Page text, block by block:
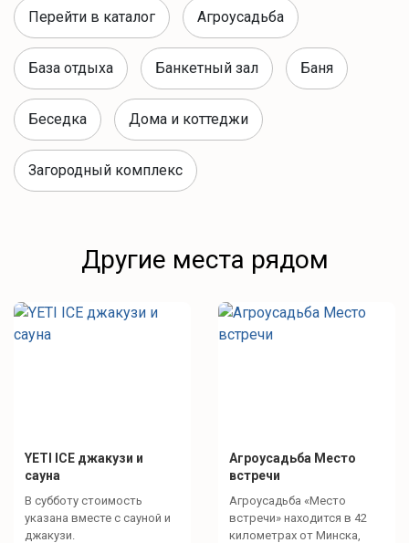
Перейти в каталог Агроусадьба
База отдыха Банкетный зал Баня
Беседка Дома и коттеджи
Загородный комплекс
Другие места рядом
YETI ICE джакузи и
сауна
В субботу стоимость
указана вместе с сауной и
джакузи.
Агроусадьба Место
встречи
Агроусадьба «Место
встречи» находится в 42
километрах от Минска,